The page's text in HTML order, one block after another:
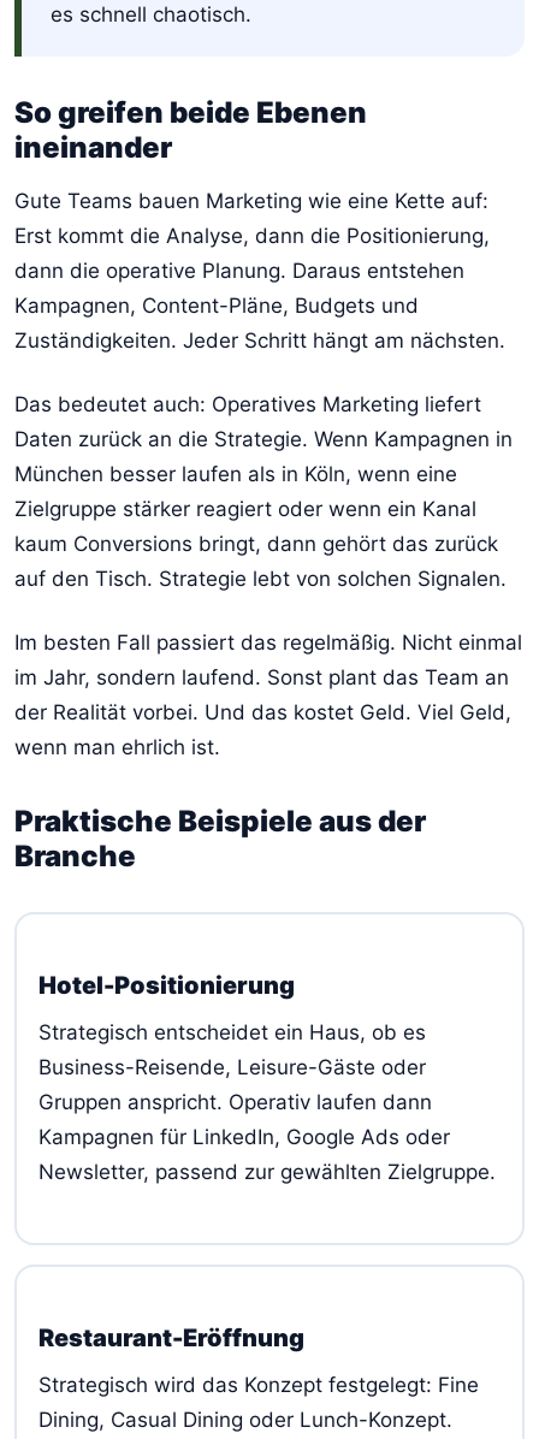
es schnell chaotisch.
So greifen beide Ebenen
ineinander
Gute Teams bauen Marketing wie eine Kette auf:
Erst kommt die Analyse, dann die Positionierung,
dann die operative Planung. Daraus entstehen
Kampagnen, Content-Pläne, Budgets und
Zuständigkeiten. Jeder Schritt hängt am nächsten.
Das bedeutet auch: Operatives Marketing liefert
Daten zurück an die Strategie. Wenn Kampagnen in
München besser laufen als in Köln, wenn eine
Zielgruppe stärker reagiert oder wenn ein Kanal
kaum Conversions bringt, dann gehört das zurück
auf den Tisch. Strategie lebt von solchen Signalen.
Im besten Fall passiert das regelmäßig. Nicht einmal
im Jahr, sondern laufend. Sonst plant das Team an
der Realität vorbei. Und das kostet Geld. Viel Geld,
wenn man ehrlich ist.
Praktische Beispiele aus der
Branche
Hotel-Positionierung
Strategisch entscheidet ein Haus, ob es
Business-Reisende, Leisure-Gäste oder
Gruppen anspricht. Operativ laufen dann
Kampagnen für LinkedIn, Google Ads oder
Newsletter, passend zur gewählten Zielgruppe.
Restaurant-Eröffnung
Strategisch wird das Konzept festgelegt: Fine
Dining, Casual Dining oder Lunch-Konzept.